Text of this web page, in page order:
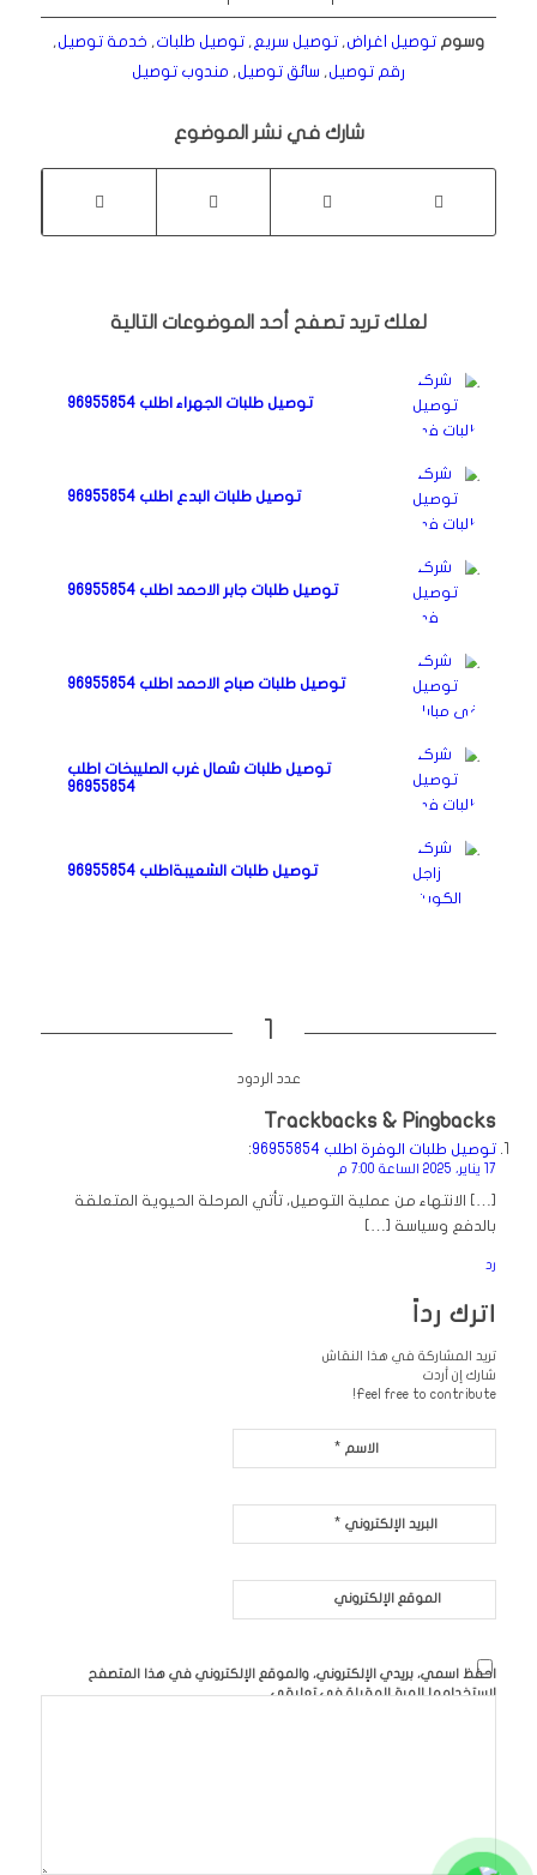
وسوم توصيل اغراض, توصيل سريع, توصيل طلبات, خدمة توصيل,
رقم توصيل, سائق توصيل, مندوب توصيل
شارك في نشر الموضوع
لعلك تريد تصفح أحد الموضوعات التالية
توصيل طلبات الجهراء اطلب 96955854
توصيل طلبات البدع اطلب 96955854
توصيل طلبات جابر الاحمد اطلب 96955854
توصيل طلبات صباح الاحمد اطلب 96955854
توصيل طلبات شمال غرب الصليبخات اطلب
96955854
توصيل طلبات الشعيبةاطلب 96955854
1
عدد الردود
Trackbacks & Pingbacks
توصيل طلبات الوفرة اطلب 96955854 :
17 يناير، 2025 الساعة 7:00 م
[…] الانتهاء من عملية التوصيل، تأتي المرحلة الحيوية المتعلقة
بالدفع وسياسة […]
رد
اترك رداً
تريد المشاركة في هذا النقاش
شارك إن أردت
Feel free to contribute!
الاسم *
البريد الإلكتروني *
الموقع الإلكتروني
احفظ اسمي، بريدي الإلكتروني، والموقع الإلكتروني في هذا المتصفح
لاستخدامها المرة المقبلة في تعليقي.